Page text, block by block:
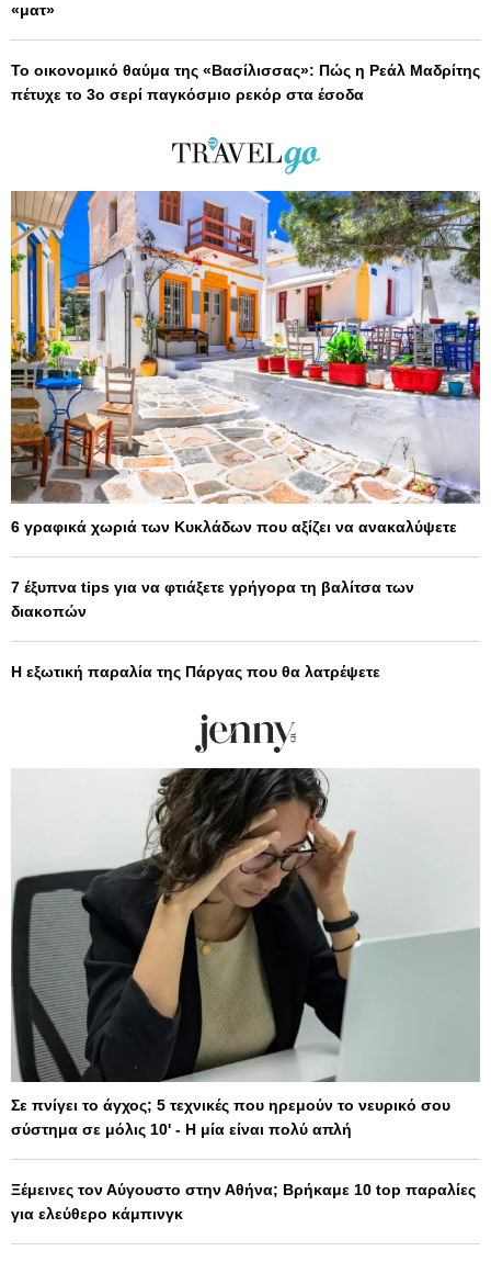
«ματ»
Το οικονομικό θαύμα της «Βασίλισσας»: Πώς η Ρεάλ Μαδρίτης
πέτυχε το 3ο σερί παγκόσμιο ρεκόρ στα έσοδα
6 γραφικά χωριά των Κυκλάδων που αξίζει να ανακαλύψετε
7 έξυπνα tips για να φτιάξετε γρήγορα τη βαλίτσα των
διακοπών
Η εξωτική παραλία της Πάργας που θα λατρέψετε
Σε πνίγει το άγχος; 5 τεχνικές που ηρεμούν το νευρικό σου
σύστημα σε μόλις 10' - Η μία είναι πολύ απλή
Ξέμεινες τον Αύγουστο στην Αθήνα; Βρήκαμε 10 top παραλίες
για ελεύθερο κάμπινγκ